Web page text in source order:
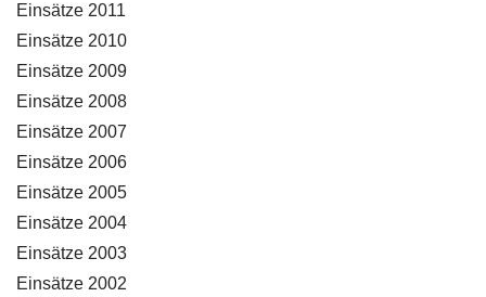
Einsätze 2011
Einsätze 2010
Einsätze 2009
Einsätze 2008
Einsätze 2007
Einsätze 2006
Einsätze 2005
Einsätze 2004
Einsätze 2003
Einsätze 2002